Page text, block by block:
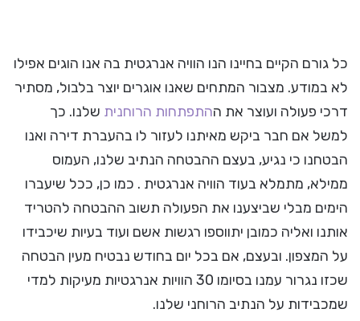
כל גורם הקיים בחיינו הנו הוויה אנרגטית בה אנו הוגים אפילו
לא במודע. מצבור המתחים שאנו אוגרים יוצר בלבול, מסתיר
דרכי פעולה ועוצר את ההתפתחות הרוחנית שלנו. כך
למשל אם חבר ביקש מאיתנו לעזור לו בהעברת דירה ואנו
הבטחנו כי נגיע, בעצם ההבטחה הנתיב שלנו, העמוס
ממילא, מתמלא בעוד הוויה אנרגטית . כמו כן, ככל שיעברו
הימים מבלי שביצענו את הפעולה תשוב ההבטחה להטריד
אותנו ואליה כמובן יתווספו רגשות אשם ועוד בעיות שיכבידו
על המצפון. ובעצם, אם בכל יום בחודש נבטיח מעין הבטחה
שכזו נגרור עמנו בסיומו 30 הוויות אנרגטיות מעיקות למדי
שמכבידות על הנתיב הרוחני שלנו.